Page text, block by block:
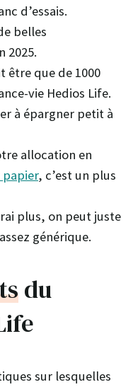
d’essais.
belles
2025.
être que de 1000
vie Hedios Life.
à épargner petit à
allocation en
papier, c’est un plus
plus, on peut juste
générique.
du
sur lesquelles